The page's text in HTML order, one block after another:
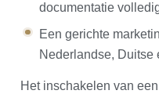
documentatie
Een gerichte
Nederlandse, Duitse
Het inschakelen van